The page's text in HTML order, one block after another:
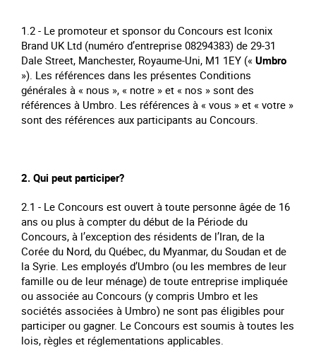
1.2 - Le promoteur et sponsor du Concours est Iconix
Brand UK Ltd (numéro d’entreprise 08294383) de 29-31
Dale Street, Manchester, Royaume-Uni, M1 1EY (« Umbro
»). Les références dans les présentes Conditions
générales à « nous », « notre » et « nos » sont des
références à Umbro. Les références à « vous » et « votre »
sont des références aux participants au Concours.
2. Qui peut participer?
2.1 - Le Concours est ouvert à toute personne âgée de 16
ans ou plus à compter du début de la Période du
Concours, à l’exception des résidents de l’Iran, de la
Corée du Nord, du Québec, du Myanmar, du Soudan et de
la Syrie. Les employés d’Umbro (ou les membres de leur
famille ou de leur ménage) de toute entreprise impliquée
ou associée au Concours (y compris Umbro et les
sociétés associées à Umbro) ne sont pas éligibles pour
participer ou gagner. Le Concours est soumis à toutes les
lois, règles et réglementations applicables.